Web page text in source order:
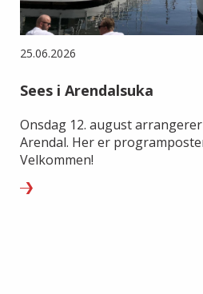
25.06.2026
Sees i Arendalsuka
Onsdag 12. august
Arendal. Her er
Velkommen!